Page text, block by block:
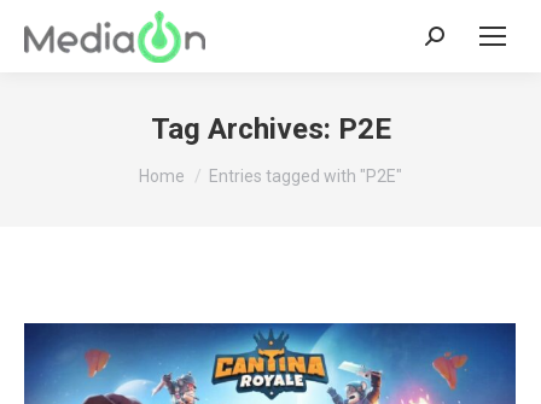
Search:
Tag Archives: P2E
You are here:
Home Entries tagged with "P2E"